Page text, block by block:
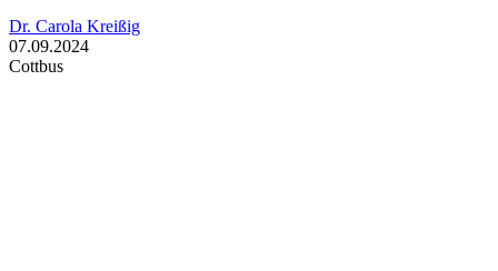
Dr. Carola Kreißig
07.09.2024
Cottbus